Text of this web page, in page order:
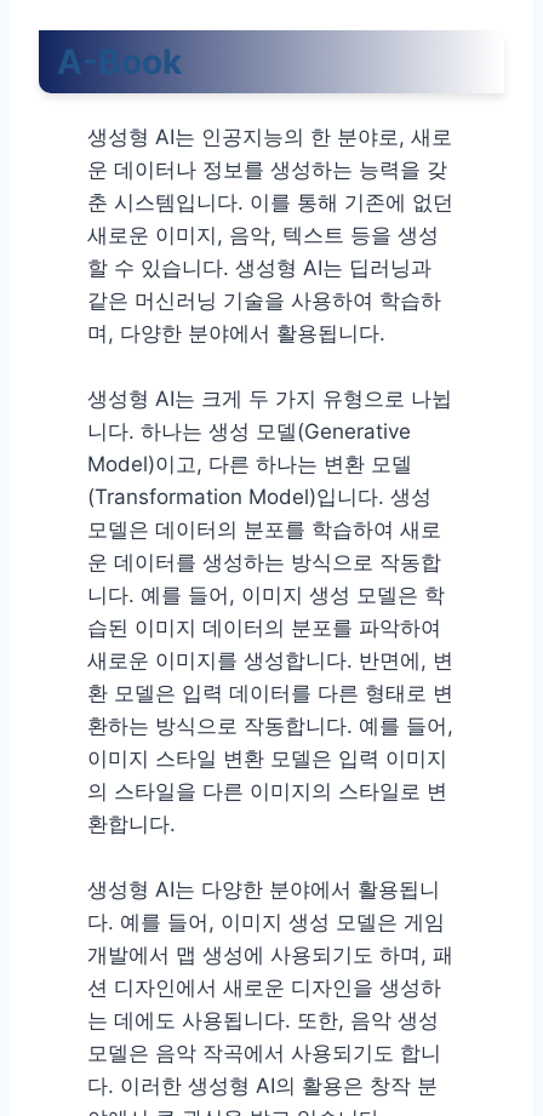
A-Book
생성형 AI는 인공지능의 한 분야로, 새로
운 데이터나 정보를 생성하는 능력을 갖
춘 시스템입니다. 이를 통해 기존에 없던
새로운 이미지, 음악, 텍스트 등을 생성
할 수 있습니다. 생성형 AI는 딥러닝과
같은 머신러닝 기술을 사용하여 학습하
며, 다양한 분야에서 활용됩니다.
생성형 AI는 크게 두 가지 유형으로 나뉩
니다. 하나는 생성 모델(Generative
Model)이고, 다른 하나는 변환 모델
(Transformation Model)입니다. 생성
모델은 데이터의 분포를 학습하여 새로
운 데이터를 생성하는 방식으로 작동합
니다. 예를 들어, 이미지 생성 모델은 학
습된 이미지 데이터의 분포를 파악하여
새로운 이미지를 생성합니다. 반면에, 변
환 모델은 입력 데이터를 다른 형태로 변
환하는 방식으로 작동합니다. 예를 들어,
이미지 스타일 변환 모델은 입력 이미지
의 스타일을 다른 이미지의 스타일로 변
환합니다.
생성형 AI는 다양한 분야에서 활용됩니
다. 예를 들어, 이미지 생성 모델은 게임
개발에서 맵 생성에 사용되기도 하며, 패
션 디자인에서 새로운 디자인을 생성하
는 데에도 사용됩니다. 또한, 음악 생성
모델은 음악 작곡에서 사용되기도 합니
다. 이러한 생성형 AI의 활용은 창작 분